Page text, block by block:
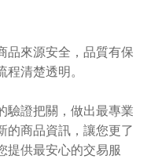
品來源安全，品質有保
清楚透明。
驗證把關，做出最專業
的商品資訊，讓您更了
提供最安心的交易服